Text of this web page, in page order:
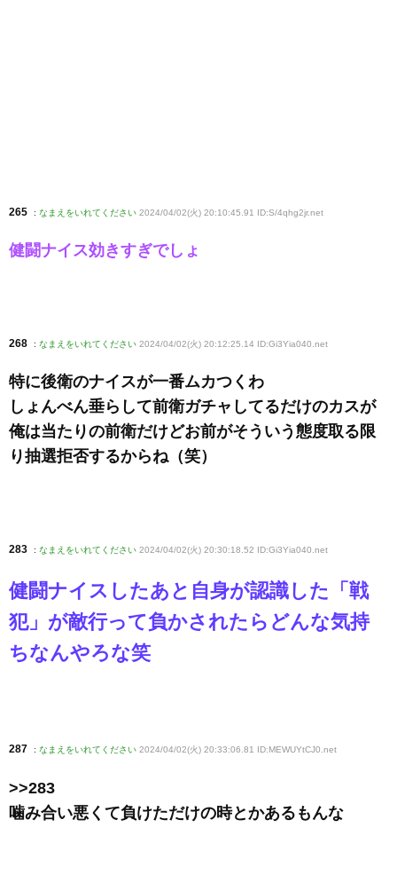
265 : なまえをいれてください 2024/04/02(火) 20:10:45.91 ID:S/4qhg2jr.net
健闘ナイス効きすぎでしょ
268 : なまえをいれてください 2024/04/02(火) 20:12:25.14 ID:Gi3Yia040 .net
特に後衛のナイスが一番ムカつくわ
しょんべん垂らして前衛ガチャしてるだけのカスが
俺は当たりの前衛だけどお前がそういう態度取る限
り抽選拒否するからね（笑）
283 : なまえをいれてください 2024/04/02(火) 20:30:18.52 ID:Gi3Yia040.net
健闘ナイスしたあと自身が認識した「戦
犯」が敵行って負かされたらどんな気持
ちなんやろな笑
287 : なまえをいれてください 2024/04/02(火) 20:33:06.81 ID:MEWUYtCJ0.net
>>283
噛み合い悪くて負けただけの時とかあるもんな